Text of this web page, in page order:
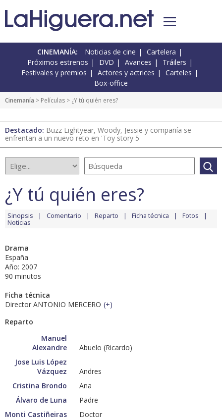
CINEMANÍA: Noticias de cine
Cartelera
Próximos estrenos
DVD Avances
Tráilers
Festivales y premios
Actores y actrices
Carteles
Box-office
Cinemanía > Películas > ¿Y tú quién eres?
Destacado: Buzz Lightyear, Woody, Jessie y compañía se
enfrentan a un nuevo reto en 'Toy story 5'
¿Y tú quién eres?
Sinopsis Comentario Reparto Ficha técnica Fotos
Noticias
Drama
España
Año: 2007
90 minutos
Ficha técnica
Director ANTONIO MERCERO (+)
Reparto
Manuel
Alexandre
Abuelo (Ricardo)
Jose Luis López
Vázquez
Andres
Cristina Brondo
Ana
Álvaro de Luna
Padre
Monti Castiñeiras
Doctor